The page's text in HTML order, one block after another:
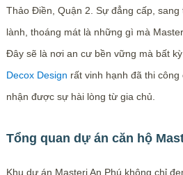
Thảo Điền, Quận 2. Sự đẳng cấp, sang
lành, thoáng mát là những gì mà
Đây sẽ là nơi an cư bền vững mà bất
Decox Design rất vinh hạnh đã thi
nhận được sự hài lòng từ gia chủ.
Tổng quan dự án căn hộ
Khu dự án Masteri An Phú không chỉ